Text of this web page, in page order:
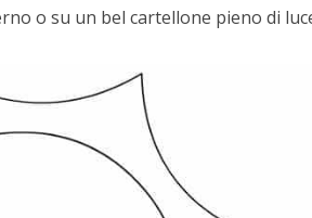
o su un bel cartellone pieno di